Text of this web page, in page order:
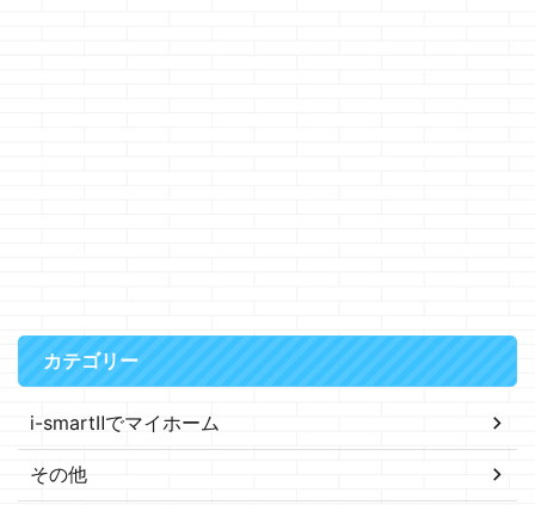
カテゴリー
i-smartⅡでマイホーム
その他